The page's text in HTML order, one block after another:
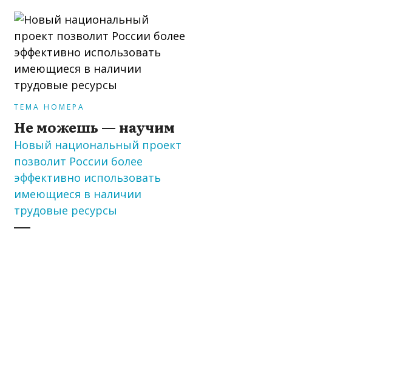
ТЕМА НОМЕРА
Не можешь — научим
Новый национальный проект
позволит России более
эффективно использовать
имеющиеся в наличии
трудовые ресурсы